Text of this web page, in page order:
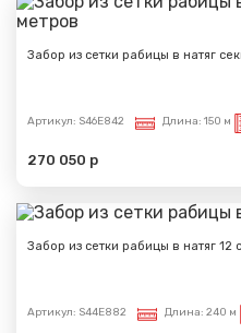
Забор из сетки рабицы в натяг
Артикул: S46E842 Длина: 150 м
270 050 р
Забор из сетки рабицы в натяг 12
Артикул: S44E882 Длина: 240 м
Спасибо за обращение,